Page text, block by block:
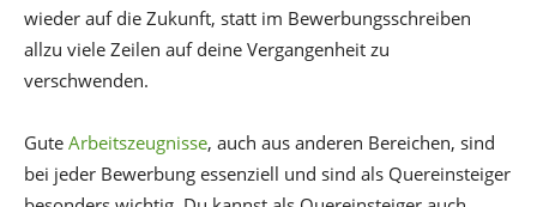
wieder auf die Zukunft, statt im Bewerbungsschreiben
allzu viele Zeilen auf deine Vergangenheit zu
verschwenden.
Gute Arbeitszeugnisse, auch aus anderen Bereichen, sind
bei jeder Bewerbung essenziell und sind als Quereinsteiger